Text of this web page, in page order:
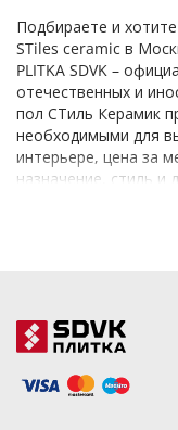
Подбираете и
STiles ceramic в
PLITKA SDVK –
отечественных и
пол СТиль Керамик
необходимыми для
интерьере, цена за
назначение, стиль и